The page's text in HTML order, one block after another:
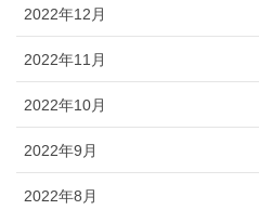
2022年12月
2022年11月
2022年10月
2022年9月
2022年8月